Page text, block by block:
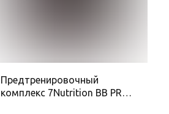
Предтренировочный
комплекс 7Nutrition BB PRO